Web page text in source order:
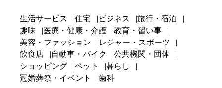
生活サービス 住宅 ビジネス
旅行・宿泊
趣味
医療・健康・介護
教育・習い事
美容・ファッション
レジャー・スポーツ
飲食店
自動車・バイク
公共機関・団体
ショッピング
ペット
暮らし
冠婚葬祭・イベント
歯科